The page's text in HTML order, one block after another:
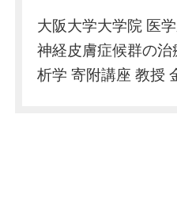
大阪大学大学院 医
神経皮膚症候群の
析学 寄附講座 教授